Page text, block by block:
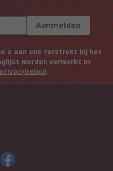
Aanmelden
u aan ons verstrekt bij het
worden verwerkt in
privacybeleid.